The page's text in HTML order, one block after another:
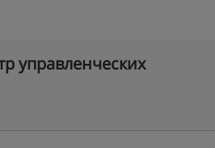
управленческих